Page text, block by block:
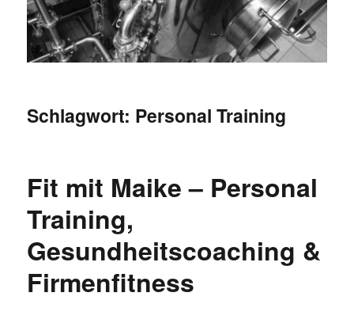
Schlagwort: Personal Training
Fit mit Maike – Personal
Training,
Gesundheitscoaching &
Firmenfitness